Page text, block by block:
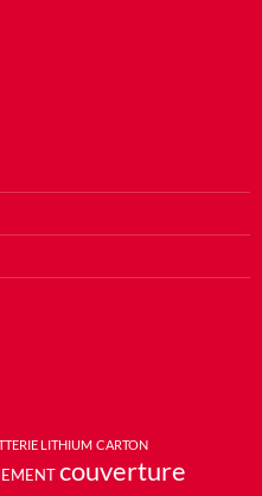
LITHIUM CARTON
couverture